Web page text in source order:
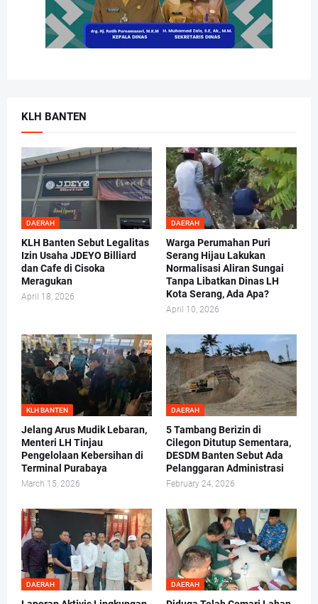
KLH BANTEN
DAERAH
KLH Banten Sebut Legalitas
Izin Usaha JDEYO Billiard
dan Cafe di Cisoka
Meragukan
April 18, 2026
DAERAH
Warga Perumahan Puri
Serang Hijau Lakukan
Normalisasi Aliran Sungai
Tanpa Libatkan Dinas LH
Kota Serang, Ada Apa?
April 10, 2026
KLH BANTEN
Jelang Arus Mudik Lebaran,
Menteri LH Tinjau
Pengelolaan Kebersihan di
Terminal Purabaya
March 15, 2026
DAERAH
5 Tambang Berizin di
Cilegon Ditutup Sementara,
DESDM Banten Sebut Ada
Pelanggaran Administrasi
February 24, 2026
DAERAH DAERAH